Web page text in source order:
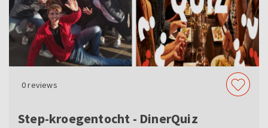
0reviews
Step-kroegentocht - DinerQuiz